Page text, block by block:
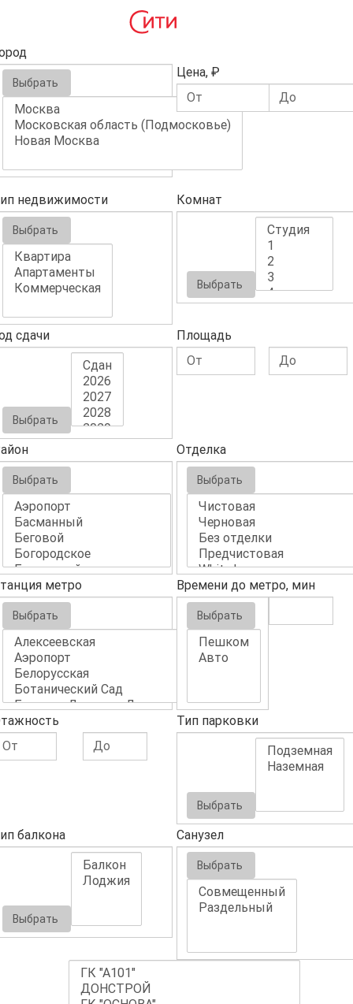
Выбрать
Цена, ₽
недвижимости
Выбрать
Комнат
Выбрать
сдачи
Выбрать
Площадь
Выбрать
Отделка
Выбрать
метро
Выбрать
Времени до метро, мин
Выбрать
Тип парковки
Выбрать
балкона
Выбрать
Санузел
Выбрать